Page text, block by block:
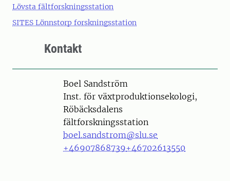
Lövsta fältforskningsstation
SITES Lönnstorp forskningsstation
Kontakt
PersonBoel Sandström
Inst. för växtproduktionsekologi,
Röbäcksdalens
fältforskningsstation
boel.sandstrom@slu.se
+46907868739+46702613550